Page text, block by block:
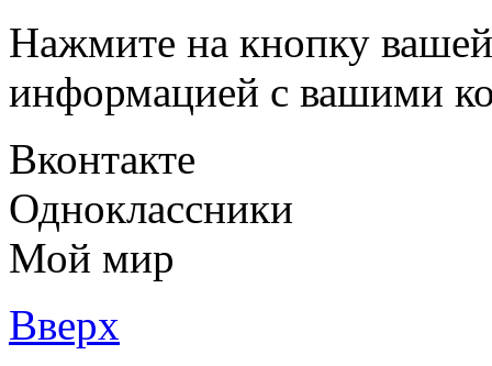
Нажмите на кнопку
информацией с вашими
Вконтакте
Одноклассники
Мой мир
Вверх